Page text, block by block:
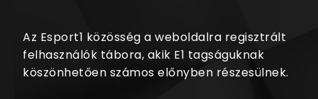
Az Esport1 közösség a weboldalra regisztrált
felhasználók tábora, akik E1 tagságuknak
köszönhetően számos előnyben részesülnek.